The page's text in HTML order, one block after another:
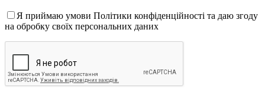
Я приймаю умови Політики конфіденційності та даю згоду
на обробку своїх персональних даних